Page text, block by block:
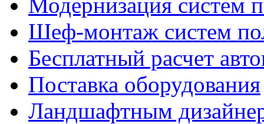
Шеф-монтаж систем
Бесплатный расчет
Поставка оборудования
Ландшафтным